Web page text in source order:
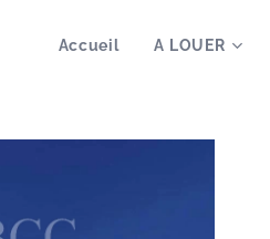
Accueil A LOUER